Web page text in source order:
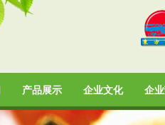
产品展示 企业文化 企